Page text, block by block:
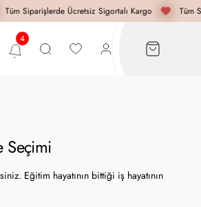
Tüm Siparişlerde Ücretsiz Sigortalı Kargo Tüm
Seçimi
Eğitim hayatının bittiği iş hayatının